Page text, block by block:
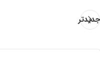
جدیدتر